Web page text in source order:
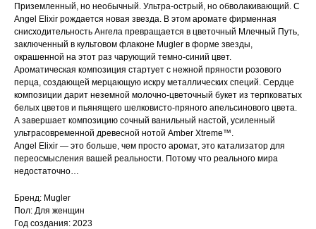
Приземленный, но необычный. Ультра-острый, но обволакивающий. С
Angel Elixir рождается новая звезда. В этом аромате фирменная
снисходительность Ангела превращается в цветочный Млечный Путь,
заключенный в культовом флаконе Mugler в форме звезды,
окрашенной на этот раз чарующий темно-синий цвет.
Ароматическая композиция стартует с нежной пряности розового
перца, создающей мерцающую искру металлических специй. Сердце
композиции дарит неземной молочно-цветочный букет из терпковатых
белых цветов и пьянящего шелковисто-пряного апельсинового цвета.
А завершает композицию сочный ванильный настой, усиленный
ультрасовременной древесной нотой Amber Xtreme™.
Angel Elixir — это больше, чем просто аромат, это катализатор для
переосмысления вашей реальности. Потому что реального мира
недостаточно…
Бренд: Mugler
Пол: Для женщин
Год создания: 2023